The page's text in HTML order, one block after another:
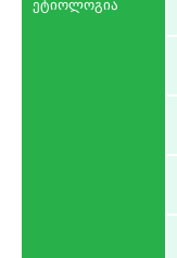
ეტიოლოგია